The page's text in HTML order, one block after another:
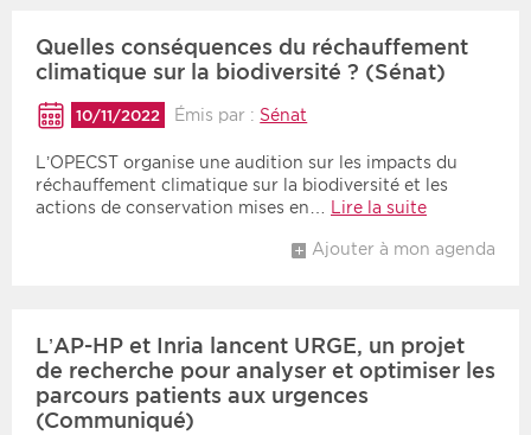
Médico-social
Choisir une date de débutChoisir une date de finChronologique
Inversé
Quelles conséquences du réchauffement
climatique sur la biodiversité ? (Sénat)
10/11/2022 Émis par : Sénat
L’OPECST organise une audition sur les impacts du
réchauffement climatique sur la biodiversité et les
actions de conservation mises en…
Lire la suite
Ajouter à mon agenda
L’AP-HP et Inria lancent URGE, un projet
de recherche pour analyser et optimiser les
parcours patients aux urgences
(Communiqué)